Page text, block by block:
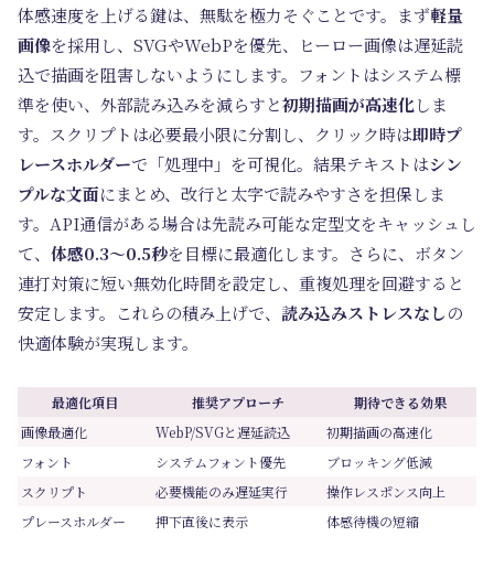
体感速度を上げる鍵は、無駄を極力そぐことです。まず軽量
画像を採用し、SVGやWebPを優先、ヒーロー画像は遅延読
込で描画を阻害しないようにします。フォントはシステム標
準を使い、外部読み込みを減らすと初期描画が高速化しま
す。スクリプトは必要最小限に分割し、クリック時は即時プ
レースホルダーで「処理中」を可視化。結果テキストはシン
プルな文面にまとめ、改行と太字で読みやすさを担保しま
す。API通信がある場合は先読み可能な定型文をキャッシュし
て、 体感0.3～0.5秒を目標に最適化します。さらに、ボタン
連打対策に短い無効化時間を設定し、重複処理を回避すると
安定します。これらの積み上げで、 読み込みストレスなしの
快適体験が実現します。
最適化項目 推奨アプローチ
期待できる効果
画像最適化
WebP/SVGと遅延読込
初期描画の高速化
フォント
システムフォント優先
ブロッキング低減
スクリプト
必要機能のみ遅延実行
操作レスポンス向上
プレースホルダー
押下直後に表示 体感待機の短縮